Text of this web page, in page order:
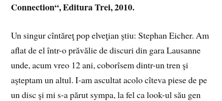
Connection“, Editura Trei, 2010.
Un singur cîntăreţ pop elveţian ştiu: Stephan Eicher. Am
aflat de el într-o prăvălie de discuri din gara Lausanne
unde, acum vreo 12 ani, coborîsem dintr-un tren şi
aşteptam un altul. I-am ascultat acolo cîteva piese de pe
un disc şi mi s-a părut sympa, la fel ca look-ul său gen